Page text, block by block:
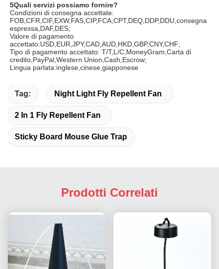
5Quali servizi possiamo fornire?
Condizioni di consegna accettate:
FOB,CFR,CIF,EXW,FAS,CIP,FCA,CPT,DEQ,DDP,DDU,consegna
espressa,DAF,DES;
Valore di pagamento
accettato:USD,EUR,JPY,CAD,AUD,HKD,GBP,CNY,CHF;
Tipo di pagamento accettato: T/T,L/C,MoneyGram,Carta di
credito,PayPal,Western Union,Cash,Escrow;
Lingua parlata:inglese,cinese,giapponese
Tag: Night Light Fly Repellent Fan
2 In 1 Fly Repellent Fan
Sticky Board Mouse Glue Trap
Prodotti Correlati